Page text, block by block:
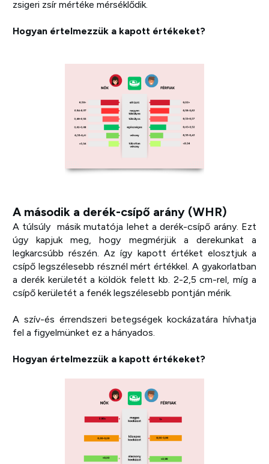
zsigeri zsír mértéke mérséklődik.
Hogyan értelmezzük a kapott értékeket?
A második a derék-csípő arány (WHR)
A túlsúly másik mutatója lehet a derék-csípő arány. Ezt
úgy kapjuk meg, hogy megmérjük a derekunkat a
legkarcsúbb részén. Az így kapott értéket elosztjuk a
csípő legszélesebb résznél mért értékkel. A gyakorlatban
a derék kerületét a köldök felett kb. 2-2,5 cm-rel, míg a
csípő kerületét a fenék legszélesebb pontján mérik.
A szív-és érrendszeri betegségek kockázatára hívhatja
fel a figyelmünket ez a hányados.
Hogyan értelmezzük a kapott értékeket?